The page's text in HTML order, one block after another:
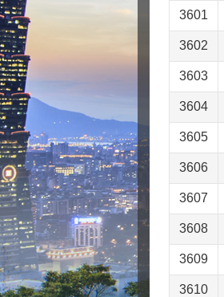
3601
3602
3603
3604
3605
3606
3607
3608
3609
3610